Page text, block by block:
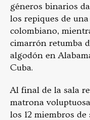
géneros binarios
los repiques de
colombiano,
cimarrón retumba
algodón en
Cuba.
Al final de la sala
matrona
los 12 miembros